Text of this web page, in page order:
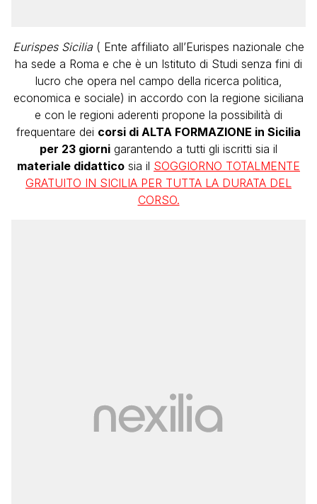
Eurispes Sicilia ( Ente affiliato all’Eurispes nazionale che
ha sede a Roma e che è un Istituto di Studi senza fini di
lucro che opera nel campo della ricerca politica,
economica e sociale) in accordo con la regione siciliana
e con le regioni aderenti propone la possibilità di
frequentare dei corsi di ALTA FORMAZIONE in Sicilia
per 23 giorni garantendo a tutti gli iscritti sia il
materiale didattico sia il SOGGIORNO TOTALMENTE
GRATUITO IN SICILIA PER TUTTA LA DURATA DEL
CORSO.